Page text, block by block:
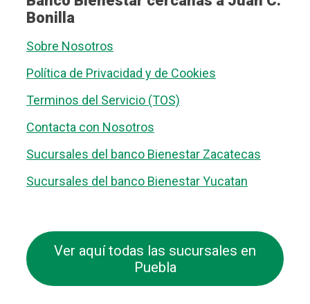
Bonilla
Sobre Nosotros
Política de Privacidad y de Cookies
Terminos del Servicio (TOS)
Contacta con Nosotros
Sucursales del banco Bienestar Zacatecas
Sucursales del banco Bienestar Yucatan
Ver aquí todas las sucursales en
Puebla